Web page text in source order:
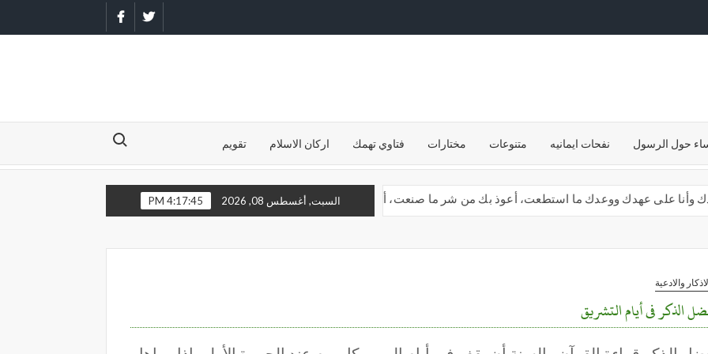
FacebookTwitter
حول الرسول نفحات ايمانيه متنوعات مختارات فتاوي تهمك اركان الاسلام تقويم
Search for:
على عهدك ووعدك ما استطعت، أعوذ بك من شر ما صنعت، أبوء لك بنعمتك علي وأبوء بذنبي فاغفر لي فإنه لا يغفر الذنوب إلا أنت
السبت, أغسطس 08, 2026 4:17:46 PM
والادعية
الذكر فى أيام التشريق